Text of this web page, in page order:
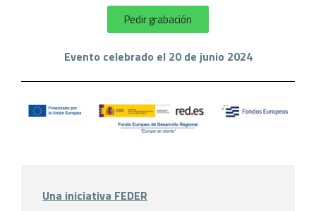
Pedir grabación
Evento celebrado el 20 de junio 2024
Una iniciativa FEDER